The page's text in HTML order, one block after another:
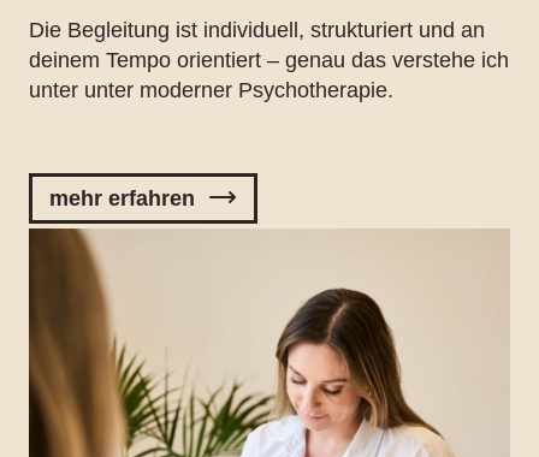
Die Begleitung ist individuell, strukturiert und an
deinem Tempo orientiert – genau das verstehe ich
unter unter moderner Psychotherapie.
mehr erfahren